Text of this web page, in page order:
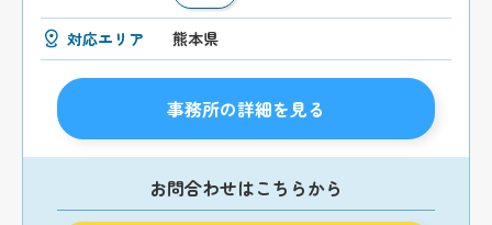
対応エリア 熊本県
事務所の詳細を見る
お問合わせはこちらから